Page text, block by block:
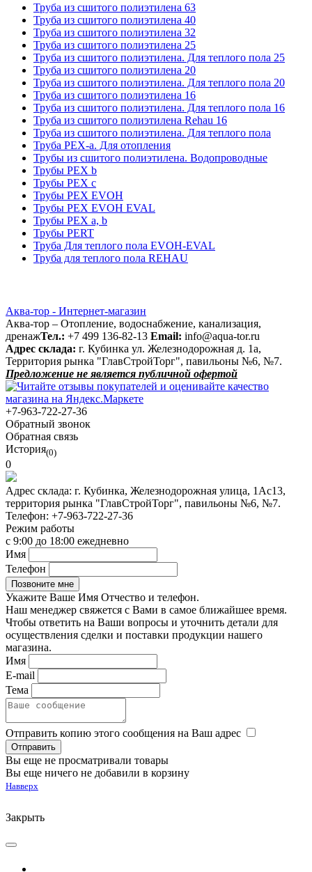
Труба из сшитого полиэтилена 63
Труба из сшитого полиэтилена 40
Труба из сшитого полиэтилена 32
Труба из сшитого полиэтилена 25
Труба из сшитого полиэтилена. Для теплого пола 25
Труба из сшитого полиэтилена 20
Труба из сшитого полиэтилена. Для теплого пола 20
Труба из сшитого полиэтилена 16
Труба из сшитого полиэтилена. Для теплого пола 16
Труба из сшитого полиэтилена Rehau 16
Труба из сшитого полиэтилена. Для теплого пола
Труба PEX-a. Для отопления
Трубы из сшитого полиэтилена. Водопроводные
Трубы PEX b
Трубы PEX c
Трубы PEX EVOH
Трубы PEX EVOH EVAL
Трубы PEX a, b
Трубы PERT
Труба Для теплого пола EVOH-EVAL
Труба для теплого пола REHAU
Аква-тор - Интернет-магазин
Аква-тор – Отопление, водоснабжение, канализация,
дренажТел.: +7 499 136-82-13 Email: info@aqua-tor.ru
Адрес склада: г. Кубинка ул. Железнодорожная д. 1а,
Территория рынка "ГлавСтройТорг", павильоны №6, №7.
Предложение не является публичной офертой
+7-963-722-27-36
Обратный звонок
Обратная связь
История(0)
0
Адрес склада: г. Кубинка, Железнодорожная улица, 1Ас13,
территория рынка "ГлавСтройТорг", павильоны №6, №7.
Телефон: +7-963-722-27-36
Режим работы
с 9:00 до 18:00 ежедневно
Имя
Телефон
Укажите Ваше Имя Отчество и телефон.
Наш менеджер свяжется с Вами в самое ближайшее время.
Чтобы ответить на Ваши вопросы и уточнить детали для
осуществления сделки и поставки продукции нашего
магазина.
Имя
E-mail
Тема
Отправить копию этого сообщения на Ваш адрес
Вы еще не просматривали товары
Вы еще ничего не добавили в корзину
Навверх
Закрыть